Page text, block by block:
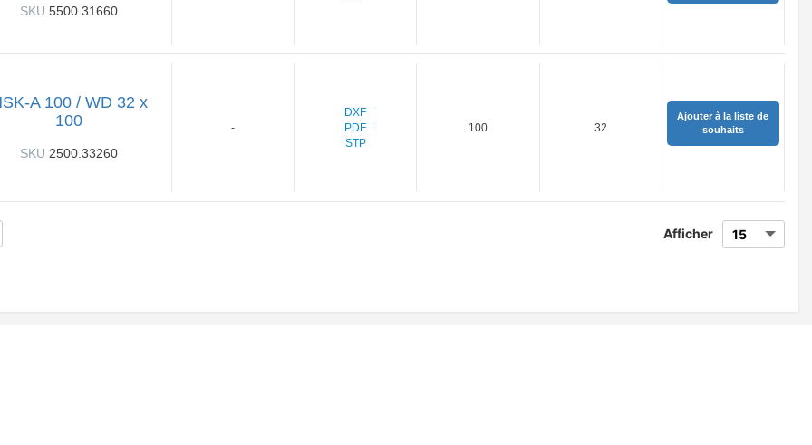
SKU5500.31660
A 100 / WD 32 x
100
SKU 2500.33260
-
DXF
PDF
STP
100 32
Ajouter à la liste de
souhaits
Afficher